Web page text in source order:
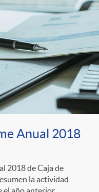
Anual 2018
2018 de Caja de
la actividad